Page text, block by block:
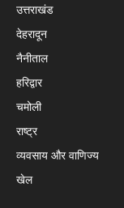
उत्तराखंड
देहरादून
नैनीताल
हरिद्वार
चमोली
राष्ट्र
व्यवसाय और वाणिज्य
खेल